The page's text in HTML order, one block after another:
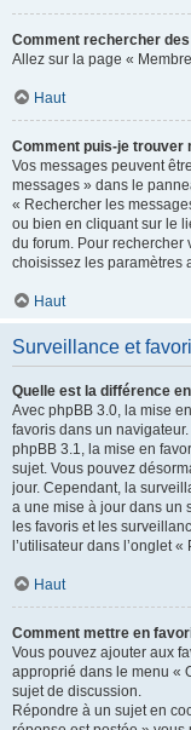
Comment rechercher
Allez sur la page «
Haut
Comment puis-je trouver
Vos messages peuvent
messages » dans le
« Rechercher les
ou bien en cliquant sur le
du forum. Pour rechercher
choisissez les paramètres
Haut
Surveillance et
Quelle est la différence
Avec phpBB 3.0, la mise
favoris dans un
phpBB 3.1, la mise en
sujet. Vous pouvez
jour. Cependant, la
a une mise à jour dans un
les favoris et les
l’utilisateur dans l’onglet
Haut
Comment mettre en
Vous pouvez ajouter aux
approprié dans le menu «
sujet de discussion.
Répondre à un sujet en